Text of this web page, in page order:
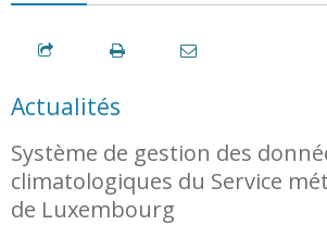
Actualités
Système de gestion des
climatologiques du Service
de Luxembourg